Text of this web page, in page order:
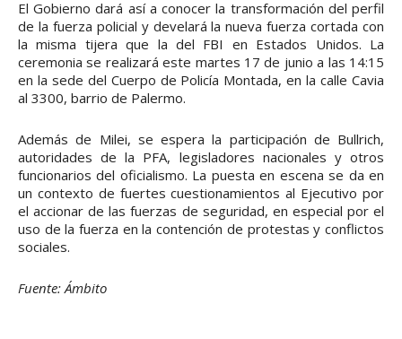
El Gobierno dará así a conocer la transformación del perfil
de la fuerza policial y develará la nueva fuerza cortada con
la misma tijera que la del FBI en Estados Unidos. La
ceremonia se realizará este martes 17 de junio a las 14:15
en la sede del Cuerpo de Policía Montada, en la calle Cavia
al 3300, barrio de Palermo.
Además de Milei, se espera la participación de Bullrich,
autoridades de la PFA, legisladores nacionales y otros
funcionarios del oficialismo. La puesta en escena se da en
un contexto de fuertes cuestionamientos al Ejecutivo por
el accionar de las fuerzas de seguridad, en especial por el
uso de la fuerza en la contención de protestas y conflictos
sociales.
Fuente: Ámbito